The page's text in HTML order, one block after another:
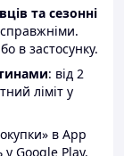
та сезонні
в застосунку.
: від 2
ліміт у
в App
Google Play.